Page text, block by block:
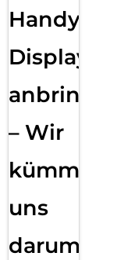
Handy
Displayfolie
anbringen
– Wir
kümmern
uns
darum!